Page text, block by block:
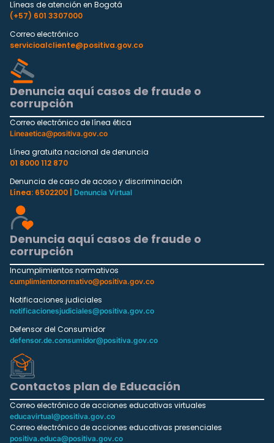
Líneas de atención en Bogotá
(+57) 601 3307000
Correo electrónico
servicioalcliente@positiva.gov.co
Denuncia aquí casos de fraude o
corrupción
Correo electrónico de línea ética
Lineaetica@positiva.gov.co
Línea gratuita nacional de denuncia
01 8000 112 870
Denuncia de caso de acoso y discriminación
Línea: 6502200 |
Denuncia Virtual
Denuncia aquí casos de fraude o
corrupción
Incumplimientos normativos
cumplimientonormativo@positiva.gov.co
Notificaciones judiciales
notificacionesjudiciales@positiva.gov.co
Defensor del Consumidor
defensor.de.consumidor@positiva.gov.co
Contactos plan de Educación
Correo electrónico de acciones educativas virtuales
educavirtual@positiva.gov.co
Correo electrónico de acciones educativas presenciales
positiva.educa@positiva.gov.co